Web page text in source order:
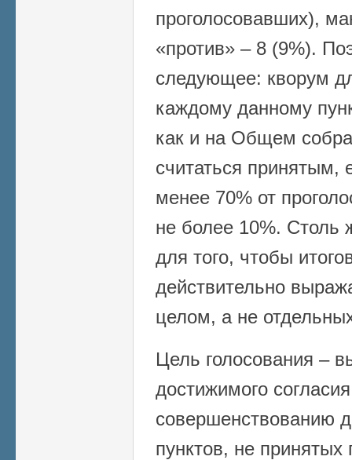
проголосовавших),
«против» – 8 (9%).
следующее: кворум
каждому данному
как и на Общем
считаться принятым,
менее 70% от
не более 10%. Столь
для того, чтобы
действительно
целом, а не
Цель голосования –
достижимого
совершенствованию
пунктов, не принятых